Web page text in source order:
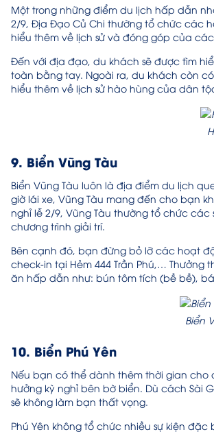
Một trong những điểm du lịch hấp dẫn
2/9, Địa Đạo Củ Chi thường tổ chức các
hiểu thêm về lịch sử và đóng góp của
Đến với địa đạo, du khách sẽ được tìm
toàn bằng tay. Ngoài ra, du khách còn
hiểu thêm về lịch sử hào hùng của dân
9. Biển Vũng Tàu
Biển Vũng Tàu luôn là địa điểm du lịch
giờ lái xe, Vũng Tàu mang đến cho bạn
nghỉ lễ 2/9, Vũng Tàu thường tổ chức
chương trình giải trí.
Bên cạnh đó, bạn đừng bỏ lỡ các hoạt
check-in tại Hẻm 444 Trần Phú,…
ăn hấp dẫn như: bún tôm tích (bề bề),
Biển
10. Biển Phú Yên
Nếu bạn có thể dành thêm thời gian cho
hưởng kỳ nghỉ bên bờ biển. Dù cách Sài
sẽ không làm bạn thất vọng.
Phú Yên không tổ chức nhiều sự kiện